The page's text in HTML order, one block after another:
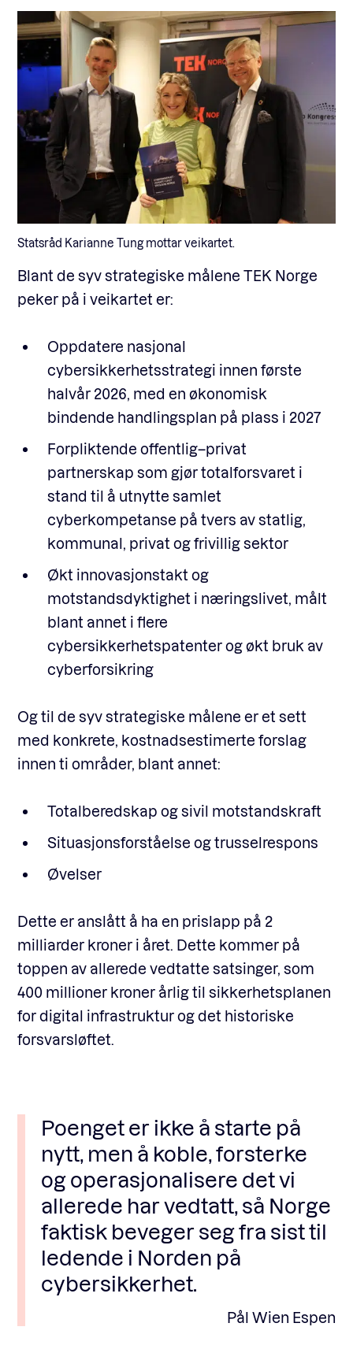
Statsråd Karianne Tung mottar veikartet.
Blant de syv strategiske målene TEK Norge
peker på i veikartet er:
Oppdatere nasjonal
cybersikkerhetsstrategi innen første
halvår 2026, med en økonomisk
bindende handlingsplan på plass i 2027
Forpliktende offentlig–privat
partnerskap som gjør totalforsvaret i
stand til å utnytte samlet
cyberkompetanse på tvers av statlig,
kommunal, privat og frivillig sektor
Økt innovasjonstakt og
motstandsdyktighet i næringslivet, målt
blant annet i flere
cybersikkerhetspatenter og økt bruk av
cyberforsikring
Og til de syv strategiske målene er et sett
med konkrete, kostnadsestimerte forslag
innen ti områder, blant annet:
Totalberedskap og sivil motstandskraft
Situasjonsforståelse og trusselrespons
Øvelser
Dette er anslått å ha en prislapp på 2
milliarder kroner i året. Dette kommer på
toppen av allerede vedtatte satsinger, som
400 millioner kroner årlig til sikkerhetsplanen
for digital infrastruktur og det historiske
forsvarsløftet.
Poenget er ikke å starte på
nytt, men å koble, forsterke
og operasjonalisere det vi
allerede har vedtatt, så Norge
faktisk beveger seg fra sist til
ledende i Norden på
cybersikkerhet.
Pål Wien Espen